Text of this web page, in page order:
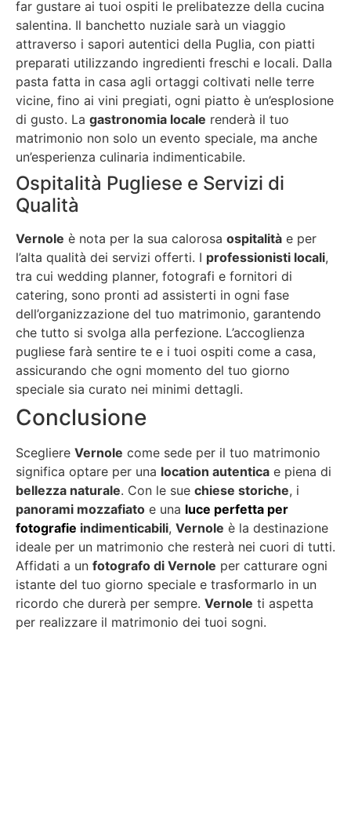
far gustare ai tuoi ospiti le prelibatezze della cucina
salentina. Il banchetto nuziale sarà un viaggio
attraverso i sapori autentici della Puglia, con piatti
preparati utilizzando ingredienti freschi e locali. Dalla
pasta fatta in casa agli ortaggi coltivati nelle terre
vicine, fino ai vini pregiati, ogni piatto è un’esplosione
di gusto. La gastronomia locale renderà il tuo
matrimonio non solo un evento speciale, ma anche
un’esperienza culinaria indimenticabile.
Ospitalità Pugliese e Servizi di
Qualità
Vernole è nota per la sua calorosa ospitalità e per
l’alta qualità dei servizi offerti. I professionisti locali,
tra cui wedding planner, fotografi e fornitori di
catering, sono pronti ad assisterti in ogni fase
dell’organizzazione del tuo matrimonio, garantendo
che tutto si svolga alla perfezione. L’accoglienza
pugliese farà sentire te e i tuoi ospiti come a casa,
assicurando che ogni momento del tuo giorno
speciale sia curato nei minimi dettagli.
Conclusione
Scegliere Vernole come sede per il tuo matrimonio
significa optare per una location autentica e piena di
bellezza naturale. Con le sue chiese storiche, i
panorami mozzafiato e una luce perfetta per
fotografie indimenticabili, Vernole è la destinazione
ideale per un matrimonio che resterà nei cuori di tutti.
Affidati a un fotografo di Vernole per catturare ogni
istante del tuo giorno speciale e trasformarlo in un
ricordo che durerà per sempre. Vernole ti aspetta
per realizzare il matrimonio dei tuoi sogni.